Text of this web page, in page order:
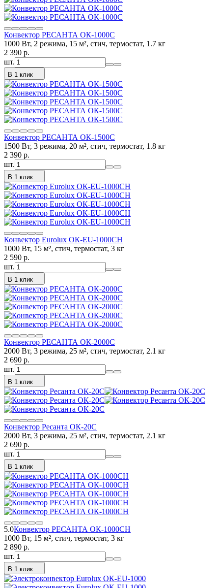
Конвектор РЕСАНТА ОК-1000С
1000 Вт, 2 режима, 15 м², стич, термостат, 1.7 кг
2 390 p.
шт.
В 1 клик
Конвектор РЕСАНТА ОК-1500С
1500 Вт, 3 режима, 20 м², стич, термостат, 1.8 кг
2 390 p.
шт.
В 1 клик
Конвектор Eurolux ОК-EU-1000CH
1000 Вт, 15 м², стич, термостат, 3 кг
2 590 p.
шт.
В 1 клик
Конвектор РЕСАНТА ОК-2000С
2000 Вт, 3 режима, 25 м², стич, термостат, 2.1 кг
2 690 p.
шт.
В 1 клик
Конвектор Ресанта ОК-20С
2000 Вт, 3 режима, 25 м², стич, термостат, 2.1 кг
2 690 p.
шт.
В 1 клик
5.0Конвектор РЕСАНТА ОК-1000СН
1000 Вт, 15 м², стич, термостат, 3 кг
2 890 p.
шт.
В 1 клик